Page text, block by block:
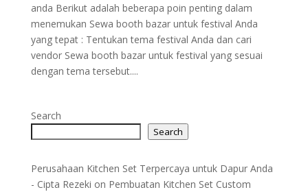
anda Berikut adalah beberapa poin penting dalam
menemukan Sewa booth bazar untuk festival Anda
yang tepat : Tentukan tema festival Anda dan cari
vendor Sewa booth bazar untuk festival yang sesuai
dengan tema tersebut....
Search
Search
Perusahaan Kitchen Set Terpercaya untuk Dapur Anda
- Cipta Rezeki on Pembuatan Kitchen Set Custom